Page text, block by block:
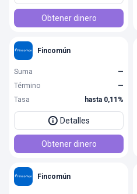
Obtener dinero
Fincomún
Suma
—
Término
—
Tasa
hasta 0,11%
Detalles
Obtener dinero
Fincomún